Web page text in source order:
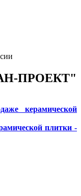
ПРОЕКТ"
керамической
плитки -